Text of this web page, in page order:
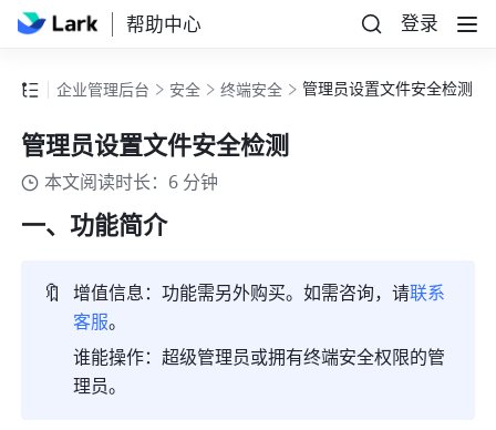
帮助中心 登录
企业管理后台 安全 终端安全 管理员设置文件安全检测
管理员设置文件安全检测
本文阅读时长：6 分钟
一、功能简介
🔖 增值信息：功能需另外购买。如需咨询，请联系
客服。
谁能操作：超级管理员或拥有终端安全权限的管
理员。